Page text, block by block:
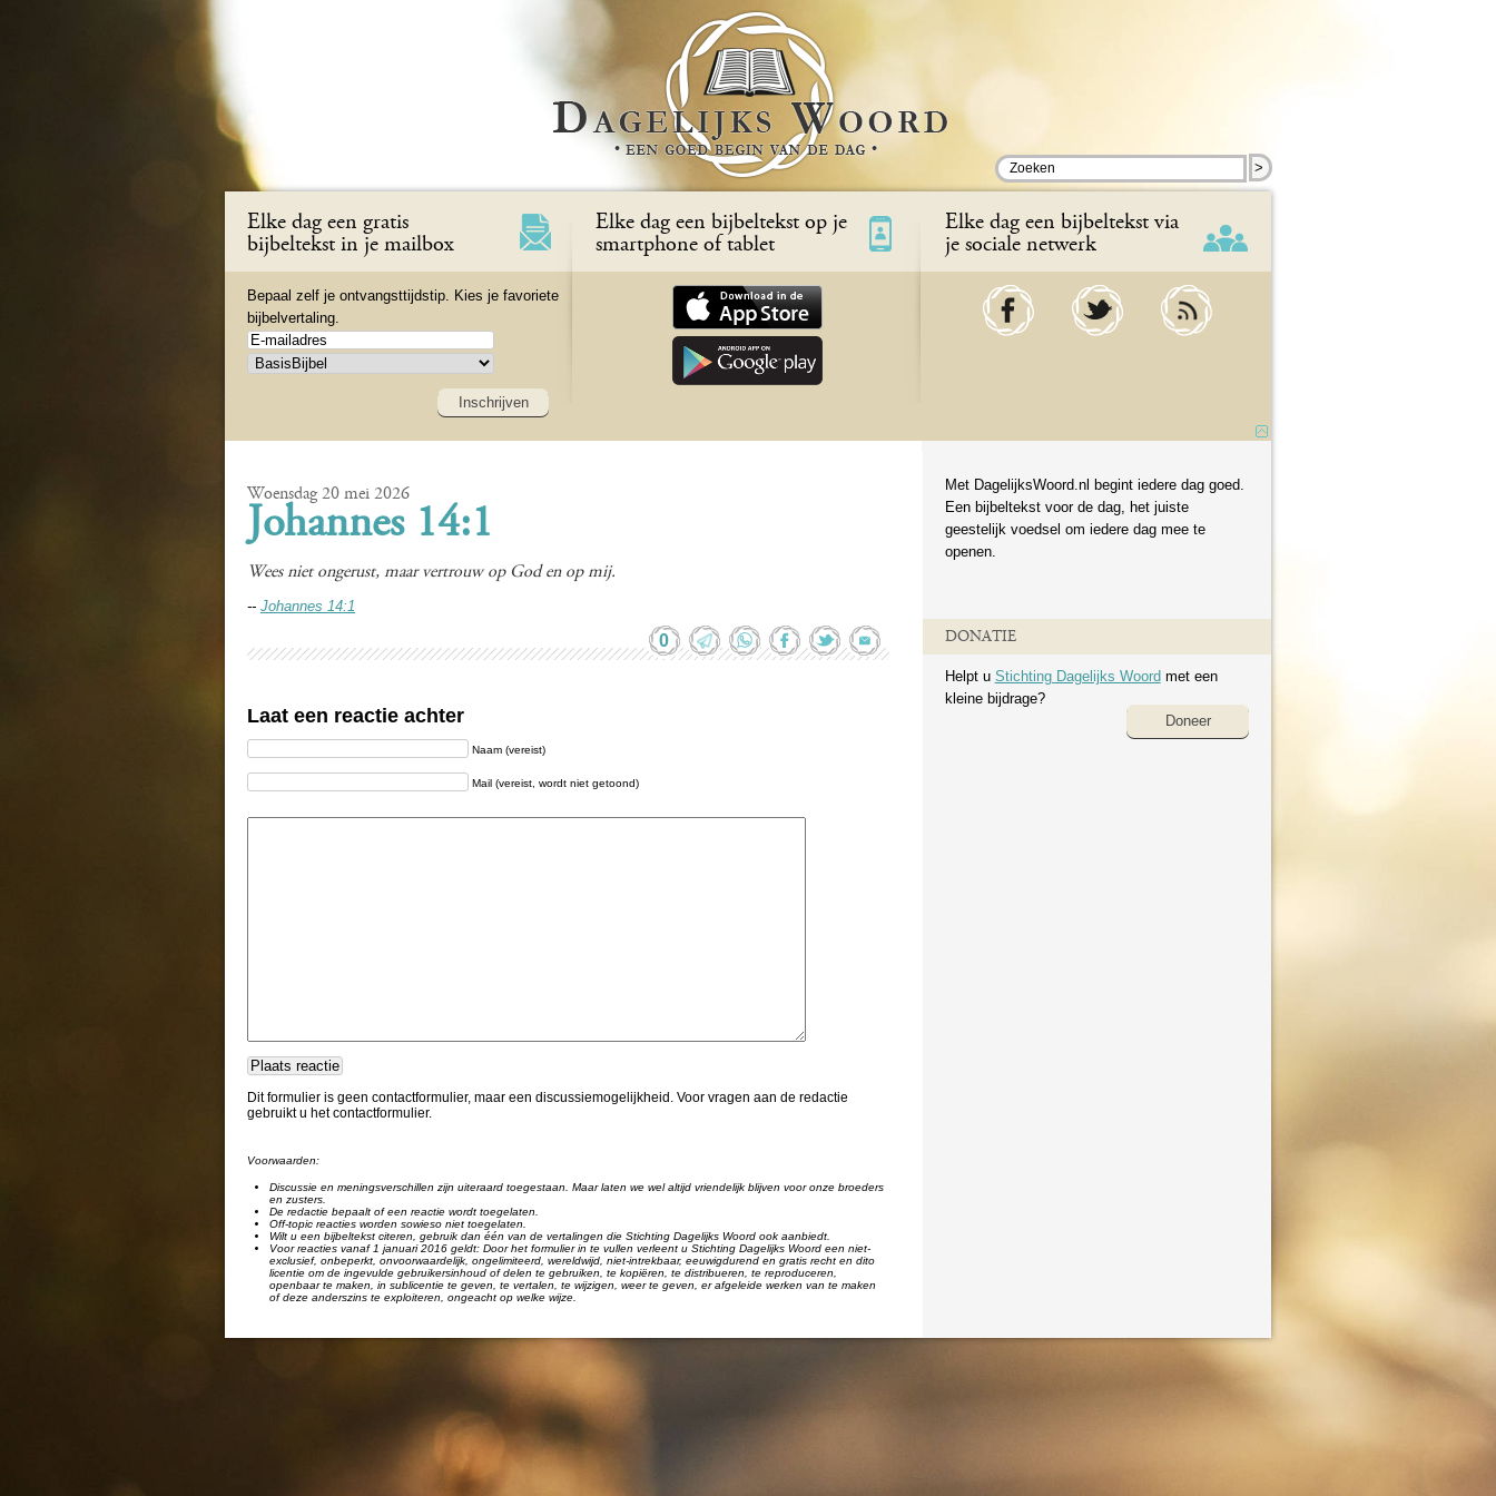
>
Elke dag een gratis
bijbeltekst in je mailbox
Bepaal zelf je ontvangsttijdstip. Kies je favoriete
bijbelvertaling.
Inschrijven
Elke dag een bijbeltekst op je
smartphone of tablet
Elke dag een bijbeltekst via
je sociale netwerk
Woensdag 20 mei 2026
Johannes 14:1
Wees niet ongerust, maar vertrouw op God en op mij.
-- Johannes 14:1
0
Laat een reactie achter
Naam (vereist)
Mail (vereist, wordt niet getoond)
Dit formulier is geen contactformulier, maar een discussiemogelijkheid. Voor vragen aan de redactie
gebruikt u het contactformulier.
Voorwaarden:
Discussie en meningsverschillen zijn uiteraard toegestaan. Maar laten we wel altijd vriendelijk blijven voor onze broeders
en zusters.
De redactie bepaalt of een reactie wordt toegelaten.
Off-topic reacties worden sowieso niet toegelaten.
Wilt u een bijbeltekst citeren, gebruik dan één van de vertalingen die Stichting Dagelijks Woord ook aanbiedt.
Voor reacties vanaf 1 januari 2016 geldt: Door het formulier in te vullen verleent u Stichting Dagelijks Woord een niet-
exclusief, onbeperkt, onvoorwaardelijk, ongelimiteerd, wereldwijd, niet-intrekbaar, eeuwigdurend en gratis recht en dito
licentie om de ingevulde gebruikersinhoud of delen te gebruiken, te kopiëren, te distribueren, te reproduceren,
openbaar te maken, in sublicentie te geven, te vertalen, te wijzigen, weer te geven, er afgeleide werken van te maken
of deze anderszins te exploiteren, ongeacht op welke wijze.
Met DagelijksWoord.nl begint iedere dag goed.
Een bijbeltekst voor de dag, het juiste
geestelijk voedsel om iedere dag mee te
openen.
DONATIE
Helpt u Stichting Dagelijks Woord met een
kleine bijdrage?
Doneer